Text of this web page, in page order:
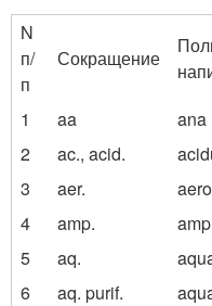
N
п/
п
Сокращение
1 aa ana
2
ac., acid.
3
aer.
4
amp.
5
aq.
6
aq. purif.